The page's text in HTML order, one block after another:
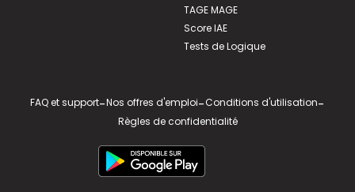
TAGE MAGE
Score IAE
Tests de Logique
FAQ et support-Nos offres d'emploi-Conditions d'utilisation-
Règles de confidentialité